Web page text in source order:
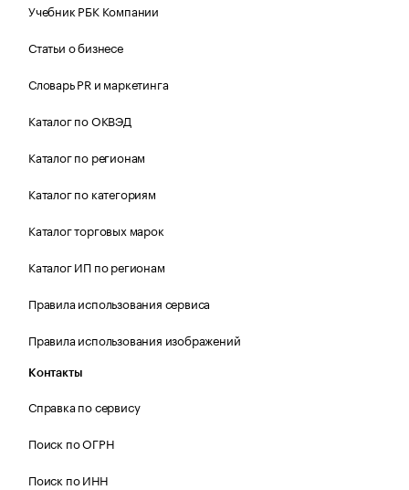
Учебник РБК Компании
Статьи о бизнесе
Словарь PR и маркетинга
Каталог по ОКВЭД
Каталог по регионам
Каталог по категориям
Каталог торговых марок
Каталог ИП по регионам
Правила использования сервиса
Правила использования изображений
Контакты
Справка по сервису
Поиск по ОГРН
Поиск по ИНН